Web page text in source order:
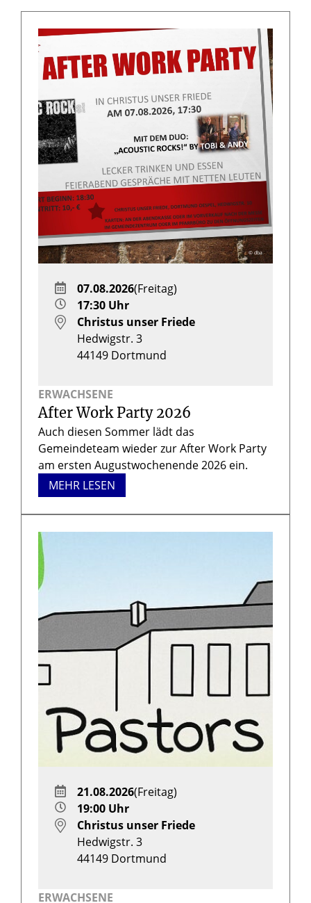
© dba
ERWACHSENE
After Work Party 2026
Auch diesen Sommer lädt das
Gemeindeteam wieder zur After Work Party
am ersten Augustwochenende 2026 ein.
MEHR LESEN
07.08.2026(Freitag)
17:30 Uhr
Christus unser Friede
Hedwigstr. 3
44149 Dortmund
ERWACHSENE
21.08.2026(Freitag)
19:00 Uhr
Christus unser Friede
Hedwigstr. 3
44149 Dortmund